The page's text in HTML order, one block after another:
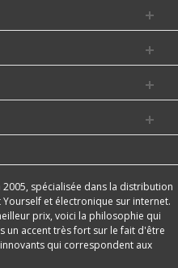
spécialisée dans la distribution
et électronique sur internet.
prix, voici la philosophie qui
un accent très fort sur le fait d'être
qui correspondent aux